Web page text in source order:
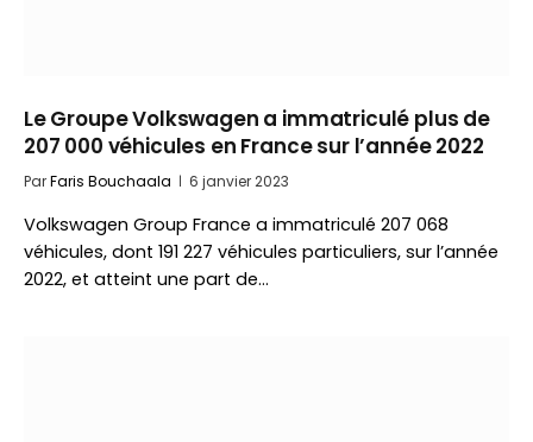
Le Groupe Volkswagen a immatriculé plus de
207 000 véhicules en France sur l’année 2022
ParFaris Bouchaala 6 janvier 2023
Volkswagen Group France a immatriculé 207 068
véhicules, dont 191 227 véhicules particuliers, sur l’année
2022, et atteint une part de…